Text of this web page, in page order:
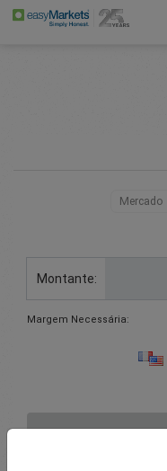
Mercado
Montante:
Margem Necessária:
VENDER